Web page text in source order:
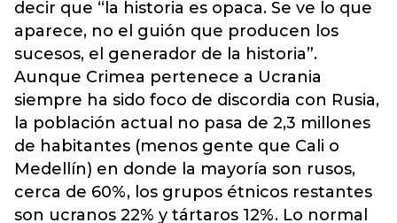
decir que “la historia es opaca. Se ve lo que
aparece, no el guión que producen los
sucesos, el generador de la historia”.
Aunque Crimea pertenece a Ucrania
siempre ha sido foco de discordia con Rusia,
la población actual no pasa de 2,3 millones
de habitantes (menos gente que Cali o
Medellín) en donde la mayoría son rusos,
cerca de 60%, los grupos étnicos restantes
son ucranos 22% y tártaros 12%. Lo normal